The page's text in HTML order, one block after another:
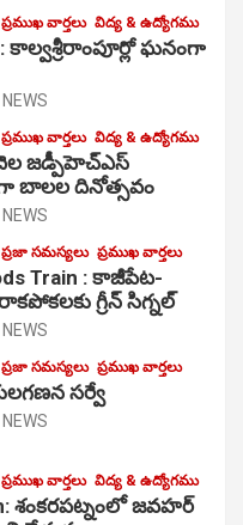
ప్రముఖ వార్తలు విద్య & ఉద్యోగము
కాల్వశ్రీరాంపూర్లో ఘనంగా
ప్రముఖ వార్తలు విద్య & ఉద్యోగము
జ‌డ్పీహెచ్ఎస్
బాలల దినోత్సవం
ప్రజా సమస్యలు ప్రముఖ వార్తలు
Train : కాజీపేట-
గ్రీన్ సిగ్నల్
ప్రజా సమస్యలు ప్రముఖ వార్తలు
సర్వే
ప్రముఖ వార్తలు విద్య & ఉద్యోగము
శంకరపట్నంలో జవహర్